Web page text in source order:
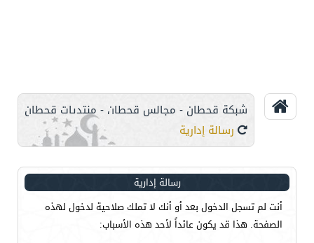
شبكة قحطان - مجالس قحطان - منتديات قحطان
رسالة إدارية
رسالة إدارية
أنت لم تسجل الدخول بعد أو أنك لا تملك صلاحية لدخول لهذه
الصفحة. هذا قد يكون عائداً لأحد هذه الأسباب: